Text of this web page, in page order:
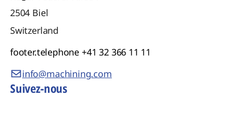
2504 Biel
Switzerland
footer.telephone +41 32 366 11 11
info@machining.com
Suivez-nous